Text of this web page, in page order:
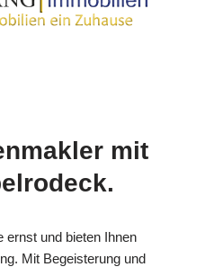
mit
ernst und bieten Ihnen
Mit Begeisterung und